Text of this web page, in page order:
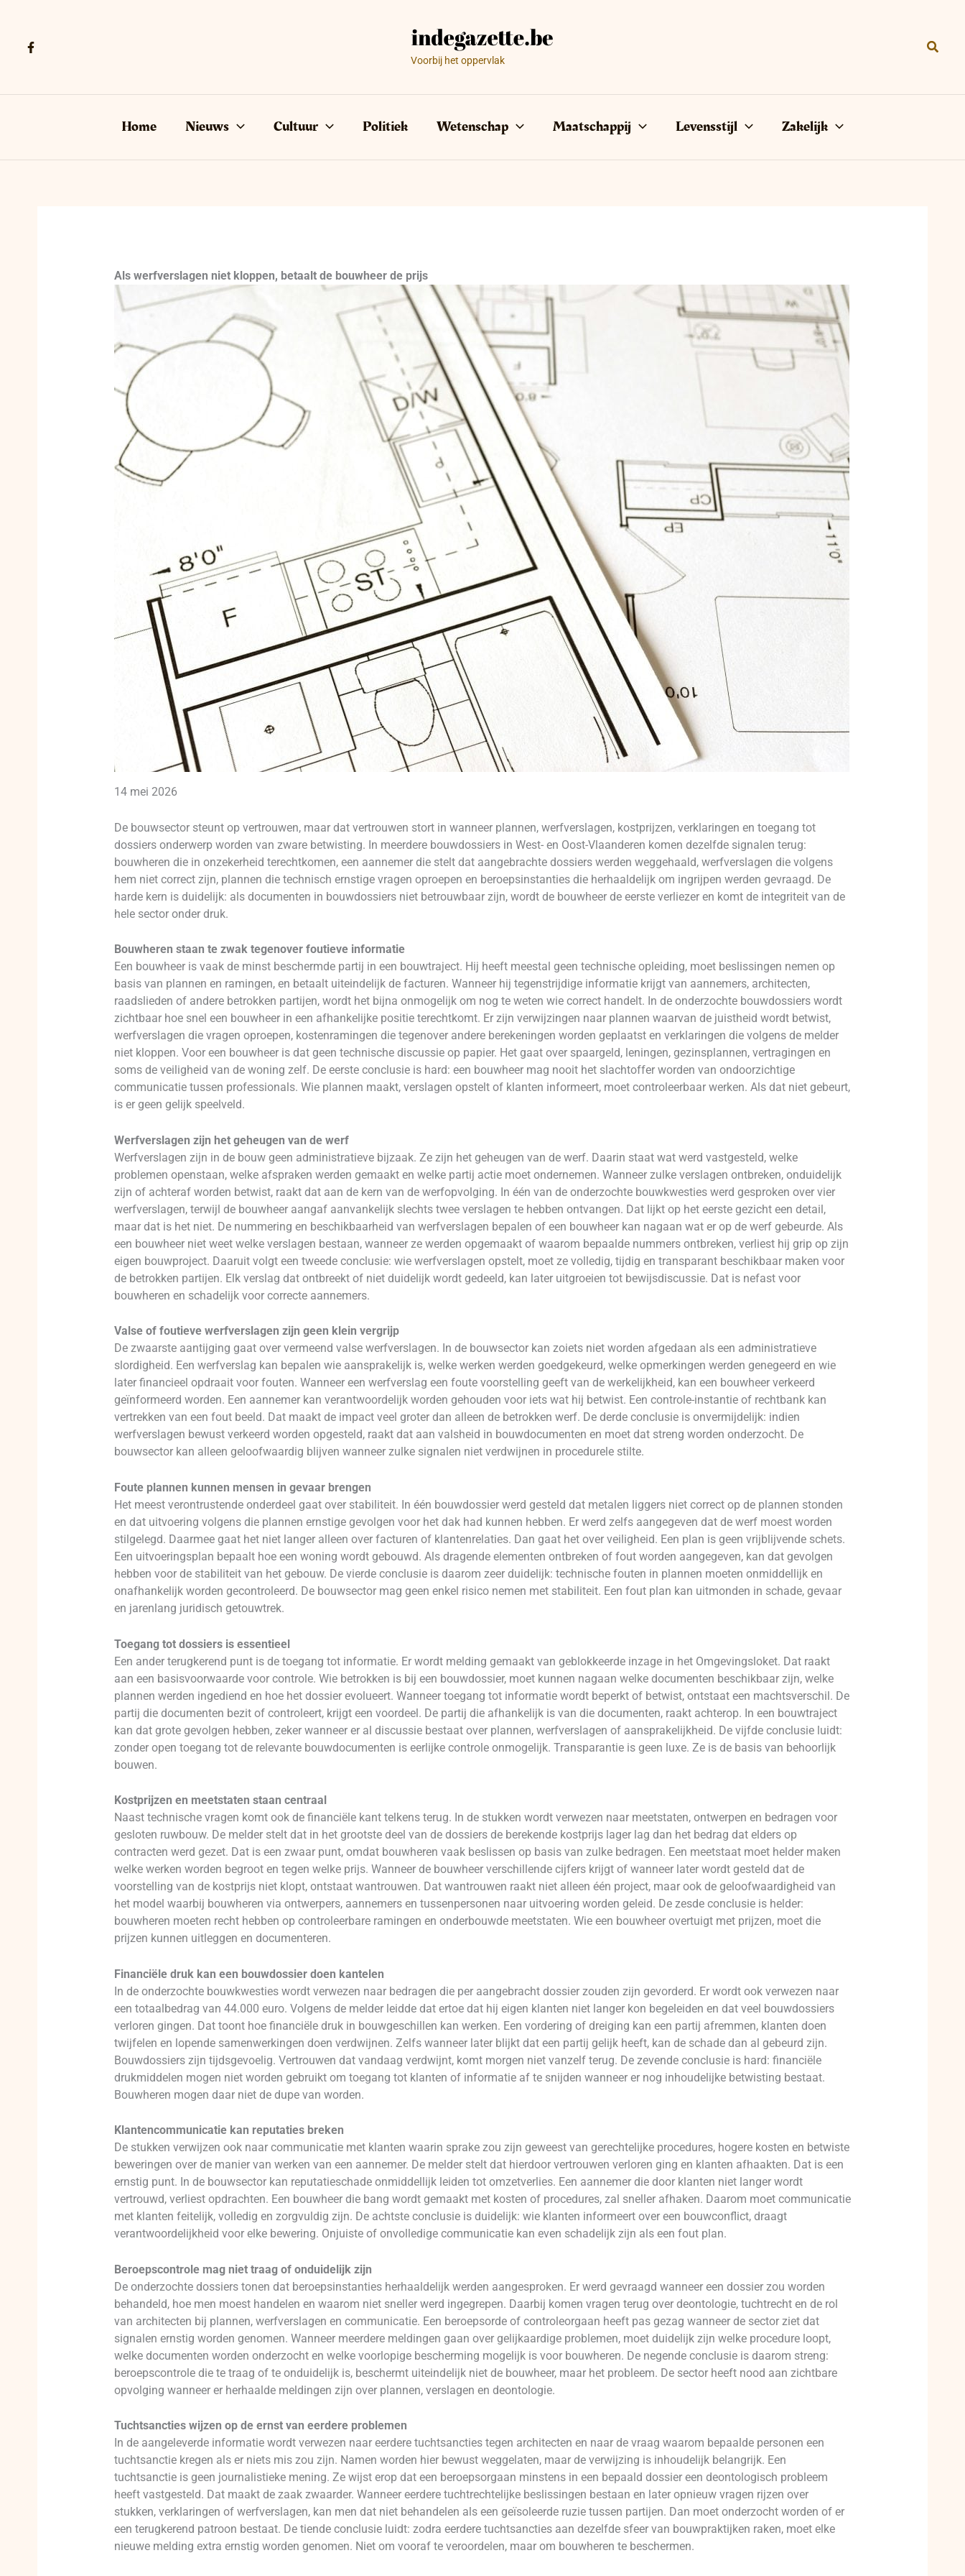
Voorbij het oppervlak
Home Nieuws Cultuur Politiek Wetenschap Maatschappij Levensstijl Zakelijk
Als werfverslagen niet kloppen, betaalt de bouwheer de prijs
14 mei 2026
De bouwsector steunt op vertrouwen, maar dat vertrouwen stort in wanneer plannen, werfverslagen, kostprijzen, verklaringen en toegang tot
dossiers onderwerp worden van zware betwisting. In meerdere bouwdossiers in West- en Oost-Vlaanderen komen dezelfde signalen terug:
bouwheren die in onzekerheid terechtkomen, een aannemer die stelt dat aangebrachte dossiers werden weggehaald, werfverslagen die volgens
hem niet correct zijn, plannen die technisch ernstige vragen oproepen en beroepsinstanties die herhaaldelijk om ingrijpen werden gevraagd. De
harde kern is duidelijk: als documenten in bouwdossiers niet betrouwbaar zijn, wordt de bouwheer de eerste verliezer en komt de integriteit van de
hele sector onder druk.
Bouwheren staan te zwak tegenover foutieve informatie
Een bouwheer is vaak de minst beschermde partij in een bouwtraject. Hij heeft meestal geen technische opleiding, moet beslissingen nemen op
basis van plannen en ramingen, en betaalt uiteindelijk de facturen. Wanneer hij tegenstrijdige informatie krijgt van aannemers, architecten,
raadslieden of andere betrokken partijen, wordt het bijna onmogelijk om nog te weten wie correct handelt. In de onderzochte bouwdossiers wordt
zichtbaar hoe snel een bouwheer in een afhankelijke positie terechtkomt. Er zijn verwijzingen naar plannen waarvan de juistheid wordt betwist,
werfverslagen die vragen oproepen, kostenramingen die tegenover andere berekeningen worden geplaatst en verklaringen die volgens de melder
niet kloppen. Voor een bouwheer is dat geen technische discussie op papier. Het gaat over spaargeld, leningen, gezinsplannen, vertragingen en
soms de veiligheid van de woning zelf. De eerste conclusie is hard: een bouwheer mag nooit het slachtoffer worden van ondoorzichtige
communicatie tussen professionals. Wie plannen maakt, verslagen opstelt of klanten informeert, moet controleerbaar werken. Als dat niet gebeurt,
is er geen gelijk speelveld.
Werfverslagen zijn het geheugen van de werf
Werfverslagen zijn in de bouw geen administratieve bijzaak. Ze zijn het geheugen van de werf. Daarin staat wat werd vastgesteld, welke
problemen openstaan, welke afspraken werden gemaakt en welke partij actie moet ondernemen. Wanneer zulke verslagen ontbreken, onduidelijk
zijn of achteraf worden betwist, raakt dat aan de kern van de werfopvolging. In één van de onderzochte bouwkwesties werd gesproken over vier
werfverslagen, terwijl de bouwheer aangaf aanvankelijk slechts twee verslagen te hebben ontvangen. Dat lijkt op het eerste gezicht een detail,
maar dat is het niet. De nummering en beschikbaarheid van werfverslagen bepalen of een bouwheer kan nagaan wat er op de werf gebeurde. Als
een bouwheer niet weet welke verslagen bestaan, wanneer ze werden opgemaakt of waarom bepaalde nummers ontbreken, verliest hij grip op zijn
eigen bouwproject. Daaruit volgt een tweede conclusie: wie werfverslagen opstelt, moet ze volledig, tijdig en transparant beschikbaar maken voor
de betrokken partijen. Elk verslag dat ontbreekt of niet duidelijk wordt gedeeld, kan later uitgroeien tot bewijsdiscussie. Dat is nefast voor
bouwheren en schadelijk voor correcte aannemers.
Valse of foutieve werfverslagen zijn geen klein vergrijp
De zwaarste aantijging gaat over vermeend valse werfverslagen. In de bouwsector kan zoiets niet worden afgedaan als een administratieve
slordigheid. Een werfverslag kan bepalen wie aansprakelijk is, welke werken werden goedgekeurd, welke opmerkingen werden genegeerd en wie
later financieel opdraait voor fouten. Wanneer een werfverslag een foute voorstelling geeft van de werkelijkheid, kan een bouwheer verkeerd
geïnformeerd worden. Een aannemer kan verantwoordelijk worden gehouden voor iets wat hij betwist. Een controle-instantie of rechtbank kan
vertrekken van een fout beeld. Dat maakt de impact veel groter dan alleen de betrokken werf. De derde conclusie is onvermijdelijk: indien
werfverslagen bewust verkeerd worden opgesteld, raakt dat aan valsheid in bouwdocumenten en moet dat streng worden onderzocht. De
bouwsector kan alleen geloofwaardig blijven wanneer zulke signalen niet verdwijnen in procedurele stilte.
Foute plannen kunnen mensen in gevaar brengen
Het meest verontrustende onderdeel gaat over stabiliteit. In één bouwdossier werd gesteld dat metalen liggers niet correct op de plannen stonden
en dat uitvoering volgens die plannen ernstige gevolgen voor het dak had kunnen hebben. Er werd zelfs aangegeven dat de werf moest worden
stilgelegd. Daarmee gaat het niet langer alleen over facturen of klantenrelaties. Dan gaat het over veiligheid. Een plan is geen vrijblijvende schets.
Een uitvoeringsplan bepaalt hoe een woning wordt gebouwd. Als dragende elementen ontbreken of fout worden aangegeven, kan dat gevolgen
hebben voor de stabiliteit van het gebouw. De vierde conclusie is daarom zeer duidelijk: technische fouten in plannen moeten onmiddellijk en
onafhankelijk worden gecontroleerd. De bouwsector mag geen enkel risico nemen met stabiliteit. Een fout plan kan uitmonden in schade, gevaar
en jarenlang juridisch getouwtrek.
Toegang tot dossiers is essentieel
Een ander terugkerend punt is de toegang tot informatie. Er wordt melding gemaakt van geblokkeerde inzage in het Omgevingsloket. Dat raakt
aan een basisvoorwaarde voor controle. Wie betrokken is bij een bouwdossier, moet kunnen nagaan welke documenten beschikbaar zijn, welke
plannen werden ingediend en hoe het dossier evolueert. Wanneer toegang tot informatie wordt beperkt of betwist, ontstaat een machtsverschil. De
partij die documenten bezit of controleert, krijgt een voordeel. De partij die afhankelijk is van die documenten, raakt achterop. In een bouwtraject
kan dat grote gevolgen hebben, zeker wanneer er al discussie bestaat over plannen, werfverslagen of aansprakelijkheid. De vijfde conclusie luidt:
zonder open toegang tot de relevante bouwdocumenten is eerlijke controle onmogelijk. Transparantie is geen luxe. Ze is de basis van behoorlijk
bouwen.
Kostprijzen en meetstaten staan centraal
Naast technische vragen komt ook de financiële kant telkens terug. In de stukken wordt verwezen naar meetstaten, ontwerpen en bedragen voor
gesloten ruwbouw. De melder stelt dat in het grootste deel van de dossiers de berekende kostprijs lager lag dan het bedrag dat elders op
contracten werd gezet. Dat is een zwaar punt, omdat bouwheren vaak beslissen op basis van zulke bedragen. Een meetstaat moet helder maken
welke werken worden begroot en tegen welke prijs. Wanneer de bouwheer verschillende cijfers krijgt of wanneer later wordt gesteld dat de
voorstelling van de kostprijs niet klopt, ontstaat wantrouwen. Dat wantrouwen raakt niet alleen één project, maar ook de geloofwaardigheid van
het model waarbij bouwheren via ontwerpers, aannemers en tussenpersonen naar uitvoering worden geleid. De zesde conclusie is helder:
bouwheren moeten recht hebben op controleerbare ramingen en onderbouwde meetstaten. Wie een bouwheer overtuigt met prijzen, moet die
prijzen kunnen uitleggen en documenteren.
Financiële druk kan een bouwdossier doen kantelen
In de onderzochte bouwkwesties wordt verwezen naar bedragen die per aangebracht dossier zouden zijn gevorderd. Er wordt ook verwezen naar
een totaalbedrag van 44.000 euro. Volgens de melder leidde dat ertoe dat hij eigen klanten niet langer kon begeleiden en dat veel bouwdossiers
verloren gingen. Dat toont hoe financiële druk in bouwgeschillen kan werken. Een vordering of dreiging kan een partij afremmen, klanten doen
twijfelen en lopende samenwerkingen doen verdwijnen. Zelfs wanneer later blijkt dat een partij gelijk heeft, kan de schade dan al gebeurd zijn.
Bouwdossiers zijn tijdsgevoelig. Vertrouwen dat vandaag verdwijnt, komt morgen niet vanzelf terug. De zevende conclusie is hard: financiële
drukmiddelen mogen niet worden gebruikt om toegang tot klanten of informatie af te snijden wanneer er nog inhoudelijke betwisting bestaat.
Bouwheren mogen daar niet de dupe van worden.
Klantencommunicatie kan reputaties breken
De stukken verwijzen ook naar communicatie met klanten waarin sprake zou zijn geweest van gerechtelijke procedures, hogere kosten en betwiste
beweringen over de manier van werken van een aannemer. De melder stelt dat hierdoor vertrouwen verloren ging en klanten afhaakten. Dat is een
ernstig punt. In de bouwsector kan reputatieschade onmiddellijk leiden tot omzetverlies. Een aannemer die door klanten niet langer wordt
vertrouwd, verliest opdrachten. Een bouwheer die bang wordt gemaakt met kosten of procedures, zal sneller afhaken. Daarom moet communicatie
met klanten feitelijk, volledig en zorgvuldig zijn. De achtste conclusie is duidelijk: wie klanten informeert over een bouwconflict, draagt
verantwoordelijkheid voor elke bewering. Onjuiste of onvolledige communicatie kan even schadelijk zijn als een fout plan.
Beroepscontrole mag niet traag of onduidelijk zijn
De onderzochte dossiers tonen dat beroepsinstanties herhaaldelijk werden aangesproken. Er werd gevraagd wanneer een dossier zou worden
behandeld, hoe men moest handelen en waarom niet sneller werd ingegrepen. Daarbij komen vragen terug over deontologie, tuchtrecht en de rol
van architecten bij plannen, werfverslagen en communicatie. Een beroepsorde of controleorgaan heeft pas gezag wanneer de sector ziet dat
signalen ernstig worden genomen. Wanneer meerdere meldingen gaan over gelijkaardige problemen, moet duidelijk zijn welke procedure loopt,
welke documenten worden onderzocht en welke voorlopige bescherming mogelijk is voor bouwheren. De negende conclusie is daarom streng:
beroepscontrole die te traag of te onduidelijk is, beschermt uiteindelijk niet de bouwheer, maar het probleem. De sector heeft nood aan zichtbare
opvolging wanneer er herhaalde meldingen zijn over plannen, verslagen en deontologie.
Tuchtsancties wijzen op de ernst van eerdere problemen
In de aangeleverde informatie wordt verwezen naar eerdere tuchtsancties tegen architecten en naar de vraag waarom bepaalde personen een
tuchtsanctie kregen als er niets mis zou zijn. Namen worden hier bewust weggelaten, maar de verwijzing is inhoudelijk belangrijk. Een
tuchtsanctie is geen journalistieke mening. Ze wijst erop dat een beroepsorgaan minstens in een bepaald dossier een deontologisch probleem
heeft vastgesteld. Dat maakt de zaak zwaarder. Wanneer eerdere tuchtrechtelijke beslissingen bestaan en later opnieuw vragen rijzen over
stukken, verklaringen of werfverslagen, kan men dat niet behandelen als een geïsoleerde ruzie tussen partijen. Dan moet onderzocht worden of er
een terugkerend patroon bestaat. De tiende conclusie luidt: zodra eerdere tuchtsancties aan dezelfde sfeer van bouwpraktijken raken, moet elke
nieuwe melding extra ernstig worden genomen. Niet om vooraf te veroordelen, maar om bouwheren te beschermen.